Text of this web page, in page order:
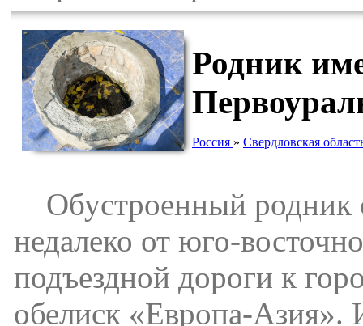
Родник
Россия » Свердловская
Обустроенный родник
недалеко от юго-
подъездной дороги к
обелиск «Европа-Азия».